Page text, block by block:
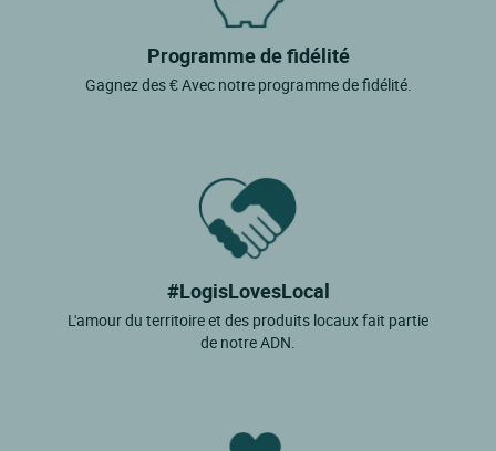
Programme de fidélité
Gagnez des € Avec notre programme de fidélité.
#LogisLovesLocal
L'amour du territoire et des produits locaux fait partie
de notre ADN.